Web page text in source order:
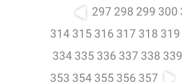
297 298 299 300
314 315 316 317 318 319
334 335 336 337 338 339
353 354 355 356 357